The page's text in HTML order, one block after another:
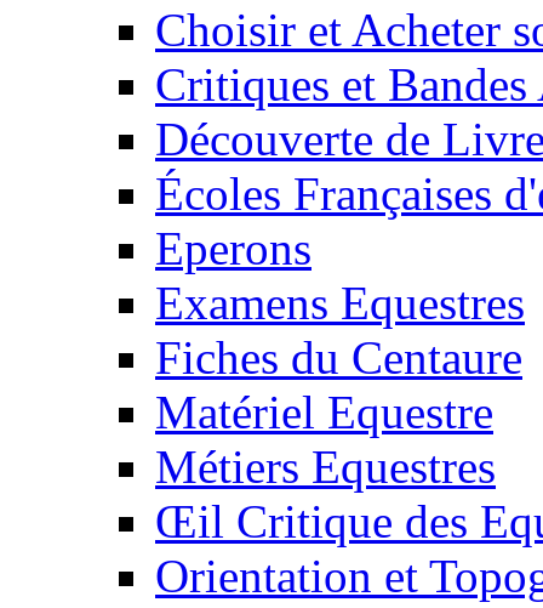
Choisir et Acheter
Critiques et
Découverte de
Écoles Françaises
Eperons
Examens Equestres
Fiches du Centaure
Matériel Equestre
Métiers Equestres
Œil Critique des
Orientation et